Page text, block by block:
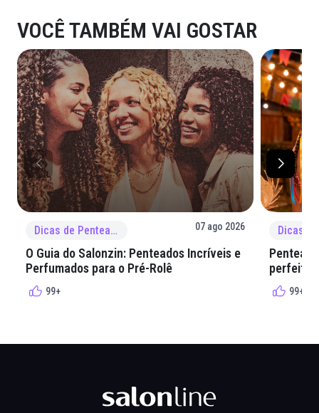
VOCÊ TAMBÉM VAI GOSTAR
Dicas de Penteado 07 ago 2026
O Guia do Salonzin: Penteados Incríveis e
Perfumados para o Pré-Rolê
99+
perfeita
99+